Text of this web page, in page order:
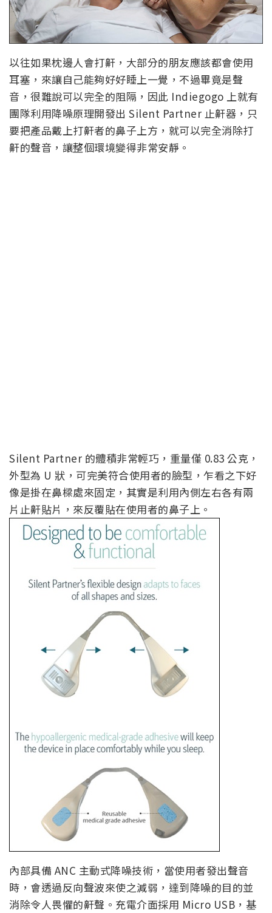
以往如果枕邊人會打鼾，大部分的朋友應該都會使用
耳塞，來讓自己能夠好好睡上一覺，不過畢竟是聲
音，很難說可以完全的阻隔，因此 Indiegogo 上就有
團隊利用降噪原理開發出 Silent Partner 止鼾器，只
要把產品戴上打鼾者的鼻子上方，就可以完全消除打
鼾的聲音，讓整個環境變得非常安靜。
Silent Partner 的體積非常輕巧，重量僅 0.83 公克，
外型為 U 狀，可完美符合使用者的臉型，乍看之下好
像是掛在鼻樑處來固定，其實是利用內側左右各有兩
片止鼾貼片，來反覆貼在使用者的鼻子上。
內部具備 ANC 主動式降噪技術，當使用者發出聲音
時，會透過反向聲波來使之減弱，達到降噪的目的並
消除令人畏懼的鼾聲。充電介面採用 Micro USB，基